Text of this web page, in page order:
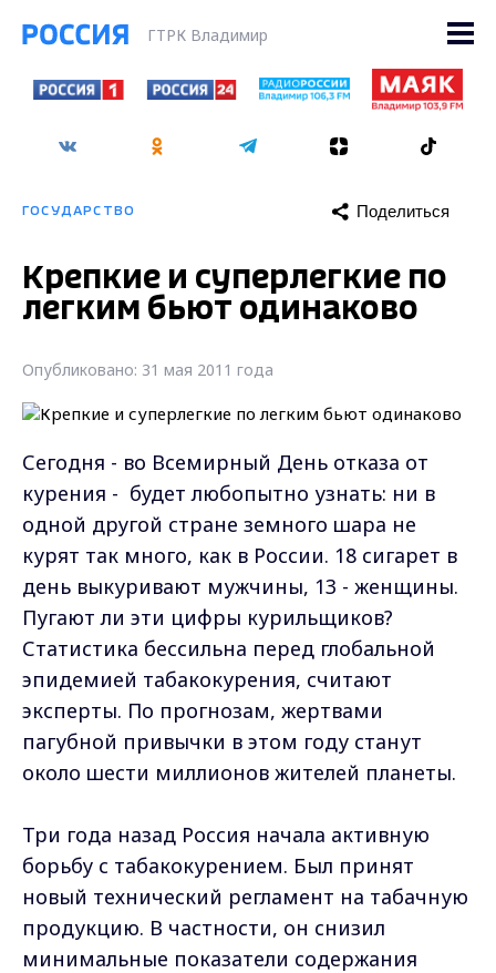
ГТРК Владимир
ГОСУДАРСТВО Поделиться
Крепкие и суперлегкие по
легким бьют одинаково
Опубликовано: 31 мая 2011 года
Сегодня - во Всемирный День отказа от
курения - будет любопытно узнать: ни в
одной другой стране земного шара не
курят так много, как в России. 18 сигарет в
день выкуривают мужчины, 13 - женщины.
Пугают ли эти цифры курильщиков?
Статистика бессильна перед глобальной
эпидемией табакокурения, считают
эксперты. По прогнозам, жертвами
пагубной привычки в этом году станут
около шести миллионов жителей планеты.
Три года назад Россия начала активную
борьбу с табакокурением. Был принят
новый технический регламент на табачную
продукцию. В частности, он снизил
минимальные показатели содержания